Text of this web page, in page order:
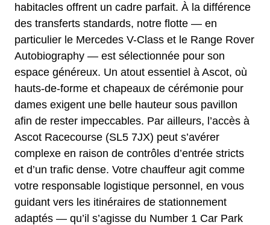
habitacles offrent un cadre parfait. À la différence
des transferts standards, notre flotte — en
particulier le Mercedes V-Class et le Range Rover
Autobiography — est sélectionnée pour son
espace généreux. Un atout essentiel à Ascot, où
hauts-de-forme et chapeaux de cérémonie pour
dames exigent une belle hauteur sous pavillon
afin de rester impeccables. Par ailleurs, l’accès à
Ascot Racecourse (SL5 7JX) peut s’avérer
complexe en raison de contrôles d’entrée stricts
et d’un trafic dense. Votre chauffeur agit comme
votre responsable logistique personnel, en vous
guidant vers les itinéraires de stationnement
adaptés — qu’il s’agisse du Number 1 Car Park